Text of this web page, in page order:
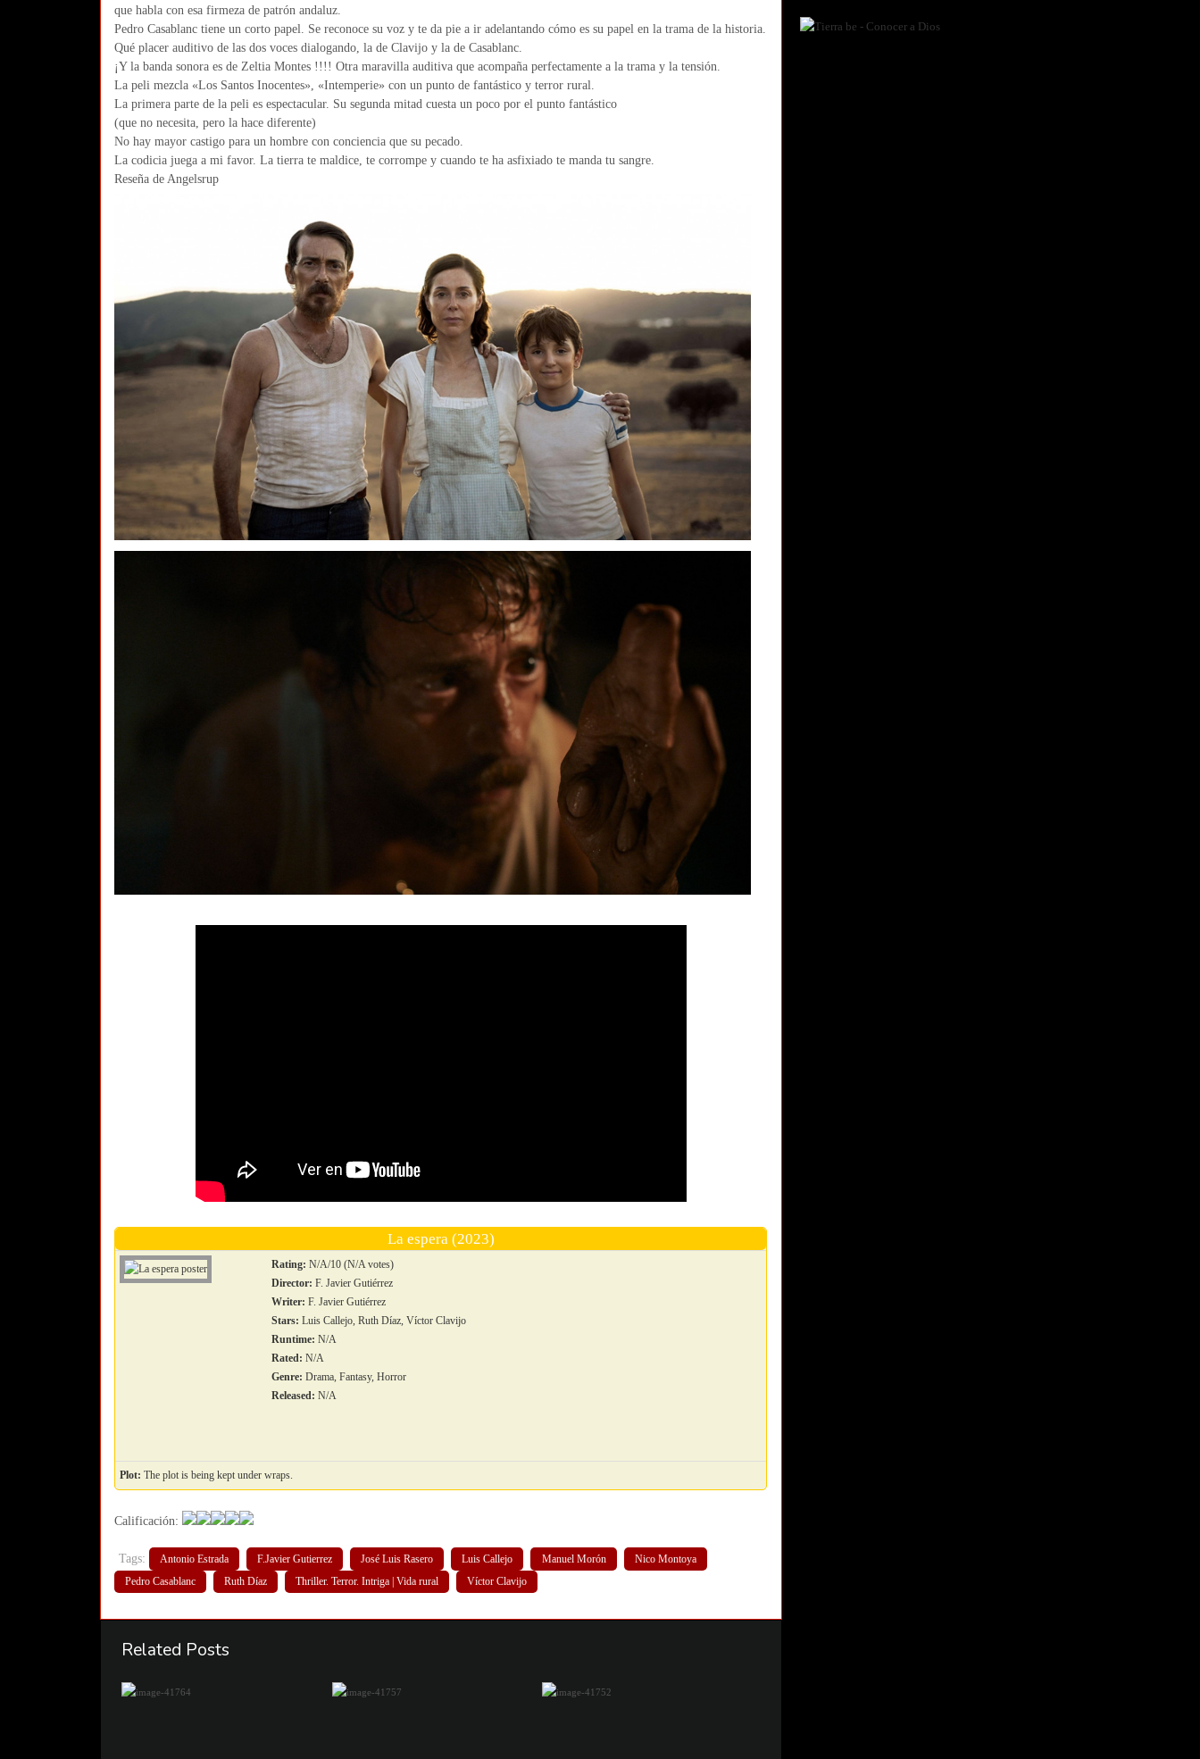
que habla con esa firmeza de patrón andaluz.
Pedro Casablanc tiene un corto papel. Se reconoce su voz y te da pie a ir adelantando cómo es su papel en la trama de la historia.
Qué placer auditivo de las dos voces dialogando, la de Clavijo y la de Casablanc.
¡Y la banda sonora es de Zeltia Montes !!!! Otra maravilla auditiva que acompaña perfectamente a la trama y la tensión.
La peli mezcla «Los Santos Inocentes», «Intemperie» con un punto de fantástico y terror rural.
La primera parte de la peli es espectacular. Su segunda mitad cuesta un poco por el punto fantástico
(que no necesita, pero la hace diferente)
No hay mayor castigo para un hombre con conciencia que su pecado.
La codicia juega a mi favor. La tierra te maldice, te corrompe y cuando te ha asfixiado te manda tu sangre.
Reseña de Angelsrup
La espera (2023)
Rating: N/A/10 (N/A votes)
Director: F. Javier Gutiérrez
Writer: F. Javier Gutiérrez
Stars: Luis Callejo, Ruth Díaz, Víctor Clavijo
Runtime: N/A
Rated: N/A
Genre: Drama, Fantasy, Horror
Released: N/A
Plot: The plot is being kept under wraps.
Calificación:
Tags: Antonio Estrada F.Javier Gutierrez José Luis Rasero Luis Callejo Manuel Morón
Nico Montoya
Pedro Casablanc
Ruth Díaz Thriller. Terror. Intriga | Vida rural Víctor Clavijo
Related Posts